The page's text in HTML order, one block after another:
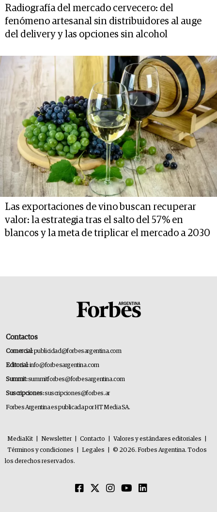
Radiografía del mercado cervecero: del
fenómeno artesanal sin distribuidores al auge
del delivery y las opciones sin alcohol
Las exportaciones de vino buscan recuperar
valor: la estrategia tras el salto del 57% en
blancos y la meta de triplicar el mercado a 2030
Contactos
Comercial:publicidad@forbesargentina.com
Editorial:info@forbesargentina.com
Summit:summitforbes@forbesargentina.com
Suscripciones:suscripciones@forbes.ar
Forbes Argentina es publicada por HT Media SA.
MediaKit Newsletter Contacto Valores y estándares editoriales
Términos y condiciones
Legales
© 2026. Forbes Argentina. Todos
los derechos reservados.